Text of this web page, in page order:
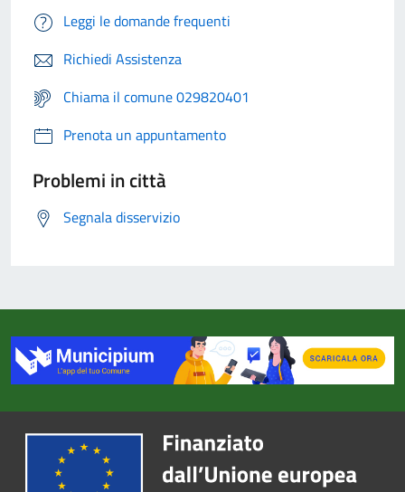
Leggi le domande frequenti
Richiedi Assistenza
Chiama il comune 029820401
Prenota un appuntamento
Problemi in città
Segnala disservizio